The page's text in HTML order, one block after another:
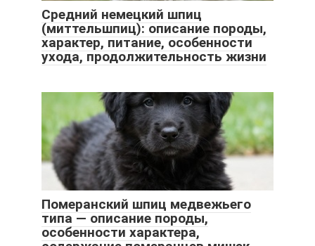
Средний немецкий шпиц
(миттельшпиц): описание породы,
характер, питание, особенности
ухода, продолжительность жизни
Померанский шпиц медвежьего
типа — описание породы,
особенности характера,